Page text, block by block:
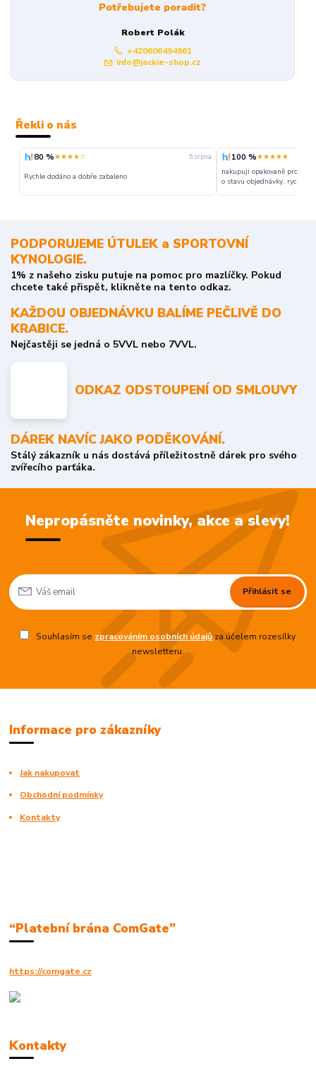
Potřebujete poradit?
Robert Polák
+420606494961
info@jackie-shop.cz
Řekli o nás
80 %★★★★☆ 5. srpna
Rychle dodáno a dobře zabaleno.
100 %★★★★★
nakupuji opakovaně pro
o stavu objednávky, rychlost
PODPORUJEME ÚTULEK a SPORTOVNÍ
KYNOLOGIE.
1% z našeho zisku putuje na pomoc pro mazlíčky. Pokud
chcete také přispět, klikněte na tento odkaz.
KAŽDOU OBJEDNÁVKU BALÍME PEČLIVĚ DO
KRABICE.
Nejčastěji se jedná o 5VVL nebo 7VVL.
ODKAZ ODSTOUPENÍ OD SMLOUVY
DÁREK NAVÍC JAKO PODĚKOVÁNÍ.
Stálý zákazník u nás dostává příležitostně dárek pro svého
zvířecího parťáka.
Nepropásněte novinky, akce a slevy!
Přihlásit se
Souhlasím se zpracováním osobních údajůza účelem rozesílky
newsletteru.
Informace pro zákazníky
Jak nakupovat
Obchodní podmínky
Kontakty
“Platební brána ComGate”
https://comgate.cz
Kontakty